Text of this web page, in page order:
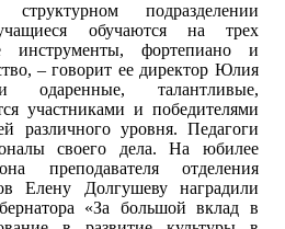
подразделении
обучаются на трех
инструменты, фортепиано и
– говорит ее директор Юлия
талантливые,
участниками и победителями
различного уровня. Педагоги
своего дела. На юбилее
преподавателя отделения
Елену Долгушеву наградили
«За большой вклад в